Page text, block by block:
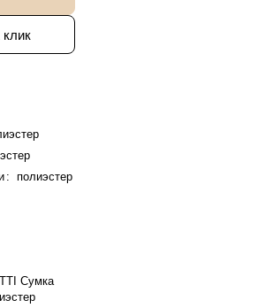
клик
: полиэстер
Сумка